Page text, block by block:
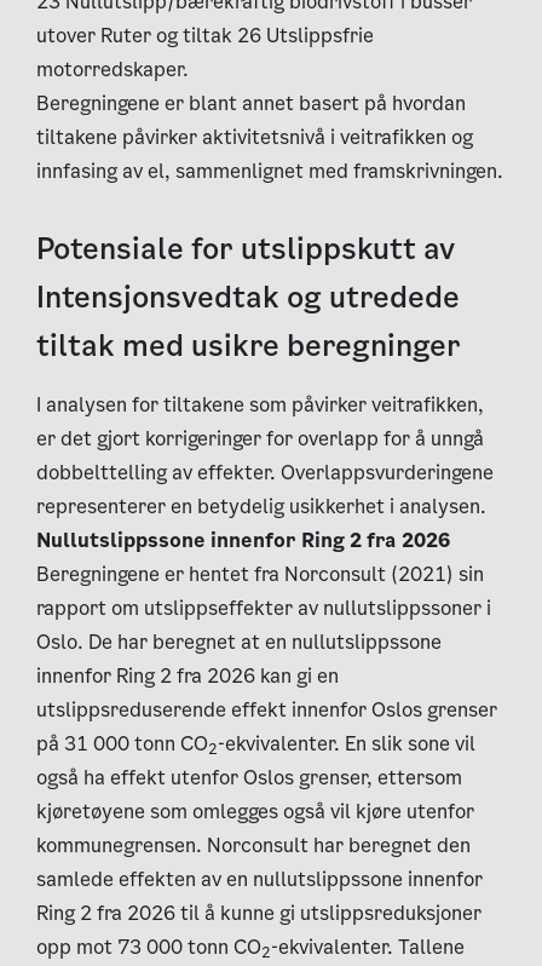
utover Ruter og tiltak 26 Utslippsfrie
motorredskaper.
Beregningene er blant annet basert på hvordan
tiltakene påvirker aktivitetsnivå i veitrafikken og
innfasing av el, sammenlignet med framskrivningen.
Potensiale for utslippskutt av
Intensjonsvedtak og utredede
tiltak med usikre beregninger
I analysen for tiltakene som påvirker veitrafikken,
er det gjort korrigeringer for overlapp for å unngå
dobbelttelling av effekter. Overlappsvurderingene
representerer en betydelig usikkerhet i analysen.
Nullutslippssone innenfor Ring 2 fra 2026
Beregningene er hentet fra Norconsult (2021) sin
rapport om utslippseffekter av nullutslippssoner i
Oslo. De har beregnet at en nullutslippssone
innenfor Ring 2 fra 2026 kan gi en
utslippsreduserende effekt innenfor Oslos grenser
på 31 000 tonn CO2-ekvivalenter. En slik sone vil
også ha effekt utenfor Oslos grenser, ettersom
kjøretøyene som omlegges også vil kjøre utenfor
kommunegrensen. Norconsult har beregnet den
samlede effekten av en nullutslippssone innenfor
Ring 2 fra 2026 til å kunne gi utslippsreduksjoner
opp mot 73 000 tonn CO2-ekvivalenter. Tallene